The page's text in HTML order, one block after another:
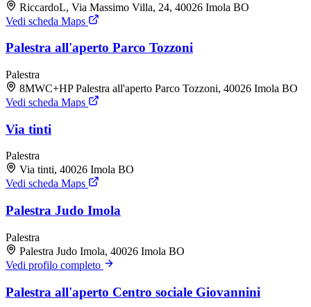
RiccardoL, Via Massimo Villa, 24, 40026 Imola BO
Vedi scheda Maps
Palestra all'aperto Parco Tozzoni
Palestra
8MWC+HP Palestra all'aperto Parco Tozzoni, 40026 Imola BO
Vedi scheda Maps
Via tinti
Palestra
Via tinti, 40026 Imola BO
Vedi scheda Maps
Palestra Judo Imola
Palestra
Palestra Judo Imola, 40026 Imola BO
Vedi profilo completo
Palestra all'aperto Centro sociale Giovannini